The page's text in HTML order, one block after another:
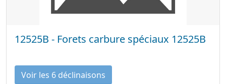
12525B - Forets carbure spéciaux 12525B
Voir les 6 déclinaisons